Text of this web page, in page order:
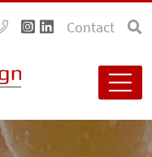
Contact